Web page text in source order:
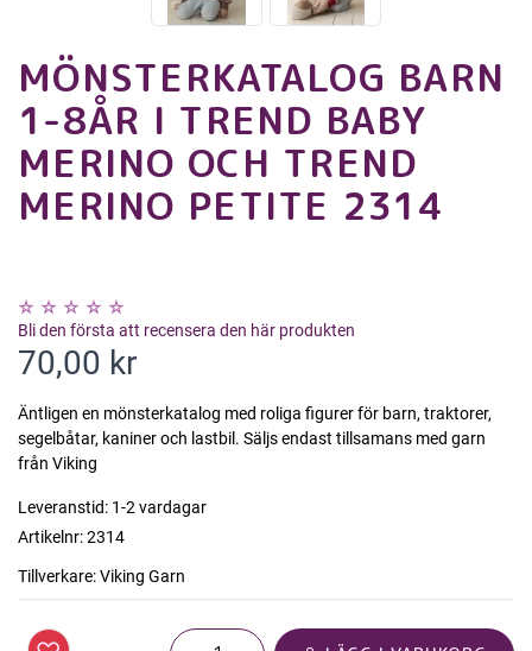
MÖNSTERKATALOG BARN
1-8ÅR I TREND BABY
MERINO OCH TREND
MERINO PETITE 2314
Bli den första att recensera den här produkten
70,00 kr
Äntligen en mönsterkatalog med roliga figurer för barn, traktorer,
segelbåtar, kaniner och lastbil. Säljs endast tillsamans med garn
från Viking
Leveranstid: 1-2 vardagar
Artikelnr:2314
Tillverkare:Viking Garn